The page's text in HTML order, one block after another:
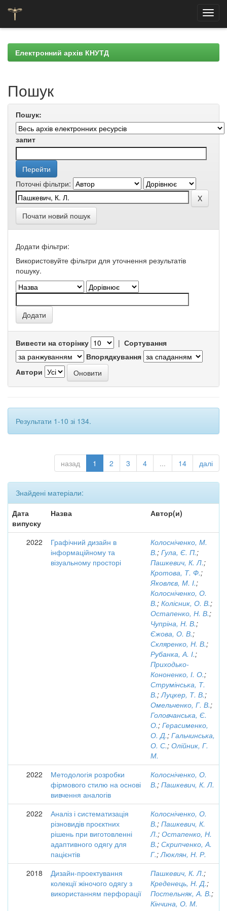
navigationЕлектронний архів КНУТД
Пошук
Пошук:
запит
Поточні фільтри:
Почати новий пошук
Додати фільтри:
Використовуйте фільтри для уточнення результатів
пошуку.
Вивести на сторінку | Сортування
Впорядкування
Автори
Результати 1-10 зі 134.
назад 1 2 3 4 ... 14 далі
Знайдені матеріали:
Дата
випуску
Назва Автор(и)
2022
Графічний дизайн в
інформаційному та
візуальному просторі
Колосніченко, М.
В.; Гула, Є. П.;
Пашкевич, К. Л.;
Кротова, Т. Ф.;
Яковлєв, М. І.;
Колосніченко, О.
В.; Колісник, О. В.;
Остапенко, Н. В.;
Чупріна, Н. В.;
Єжова, О. В.;
Скляренко, Н. В.;
Рубанка, А. І.;
Приходько-
Кононенко, І. О.;
Струмінська, Т.
В.;Луцкер, Т. В.;
Омельченко, Г. В.;
Головчанська, Є.
О.; Герасименко,
О. Д.; Гальчинська,
О. С.; Олійник, Г.
М.
2022
Методологія розробки
фірмового стилю на основі
вивчення аналогів
Колосніченко, О.
В.; Пашкевич, К. Л.
2022
Аналіз і систематизація
різновидів проєктних
рішень при виготовленні
адаптивного одягу для
пацієнтів
Колосніченко, О.
В.; Пашкевич, К.
Л.; Остапенко, Н.
В.; Скрипченко, А.
Г.;Люклян, Н. Р.
2018
Дизайн-проектування
колекції жіночого одягу з
використанням перфорації
Пашкевич, К. Л.;
Креденець, Н. Д.;
Постельняк, А. В.;
Кінчина, О. М.